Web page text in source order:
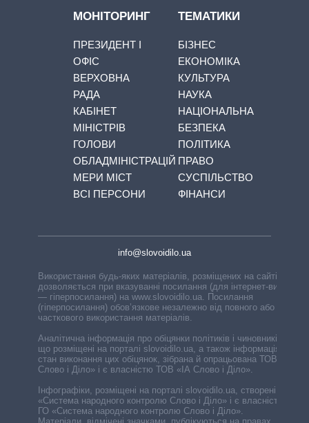
МОНІТОРИНГ
ПРЕЗИДЕНТ І
ОФІС
ВЕРХОВНА
РАДА
КАБІНЕТ
МІНІСТРІВ
ГОЛОВИ
ОБЛАДМІНІСТРАЦІЙ
МЕРИ МІСТ
ВСІ ПЕРСОНИ
ТЕМАТИКИ
БІЗНЕС
ЕКОНОМІКА
КУЛЬТУРА
НАУКА
НАЦІОНАЛЬНА
БЕЗПЕКА
ПОЛІТИКА
ПРАВО
СУСПІЛЬСТВО
ФІНАНСИ
info@slovoidilo.ua
Використання будь-яких матеріалів, розміщених на сайті,
дозволяється при вказуванні посилання (для інтернет-видань
— гіперпосилання) на www.slovoidilo.ua. Посилання
(гіперпосилання) обов’язкове незалежно від повного або
часткового використання матеріалів.
Аналітична інформація про обіцянки політиків і чиновників,
що розміщені на порталі slovoidilo.ua, а також інформація про
стан виконання цих обіцянок, зібрана й опрацьована ТОВ «ІА
Слово і Діло» і є власністю ТОВ «ІА Слово і Діло».
Інфографіки, розміщені на порталі slovoidilo.ua, створені ГО
«Система народного контролю Слово і Діло» і є власністю
ГО «Система народного контролю Слово і Діло».